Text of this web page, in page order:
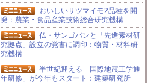
おいしいサツマイモ2品種を開
発：農業・食品産業技術総合研究機構
仏・サンゴバンと「先進素材研
究拠点」設立の覚書に調印：物質・材料研
究機構
半世紀迎える「国際地震工学通
年研修」が今年もスタート：建築研究所